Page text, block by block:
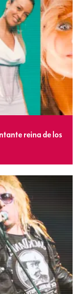
reina de los